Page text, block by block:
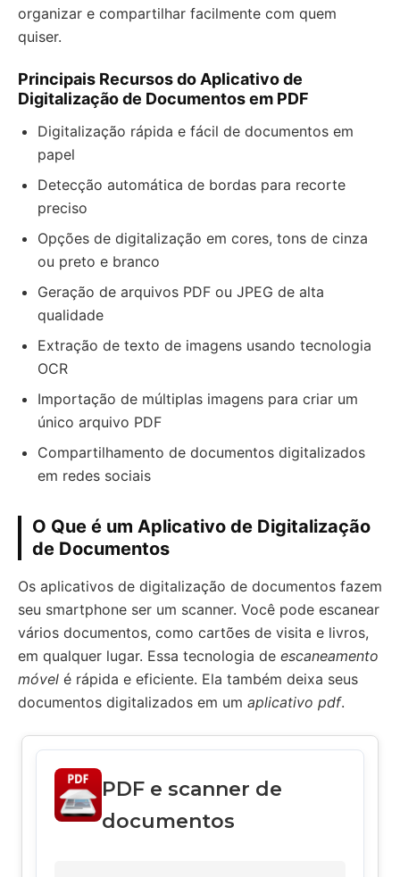
organizar e compartilhar facilmente com quem
quiser.
Principais Recursos do Aplicativo de
Digitalização de Documentos em PDF
Digitalização rápida e fácil de documentos em
papel
Detecção automática de bordas para recorte
preciso
Opções de digitalização em cores, tons de cinza
ou preto e branco
Geração de arquivos PDF ou JPEG de alta
qualidade
Extração de texto de imagens usando tecnologia
OCR
Importação de múltiplas imagens para criar um
único arquivo PDF
Compartilhamento de documentos digitalizados
em redes sociais
O Que é um Aplicativo de Digitalização
de Documentos
Os aplicativos de digitalização de documentos fazem
seu smartphone ser um scanner. Você pode escanear
vários documentos, como cartões de visita e livros,
em qualquer lugar. Essa tecnologia de escaneamento
móvel é rápida e eficiente. Ela também deixa seus
documentos digitalizados em um aplicativo pdf.
PDF e scanner de
documentos